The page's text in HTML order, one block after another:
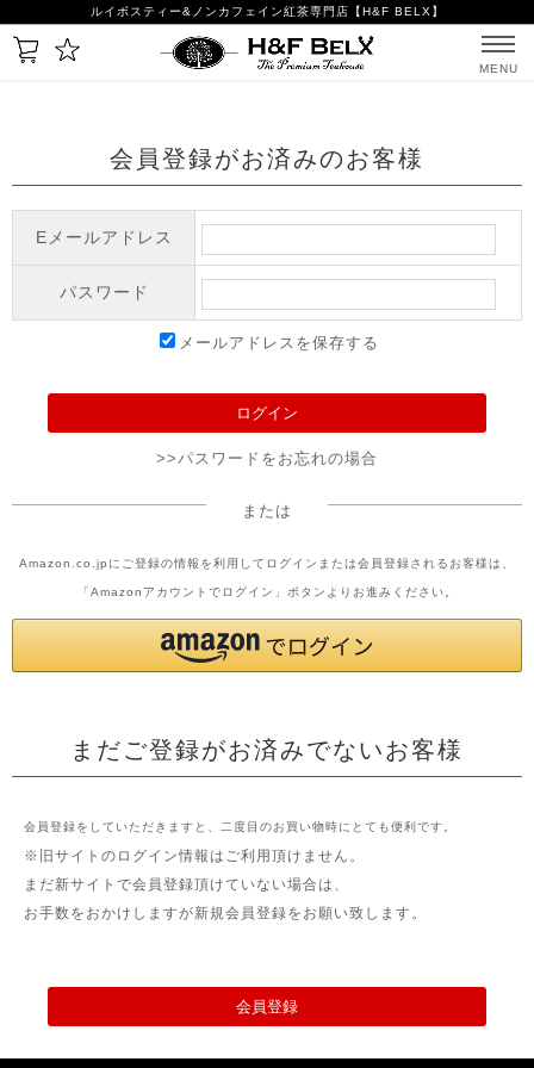
ルイボスティー&ノンカフェイン紅茶専門店【H&F BELX】
MENU
会員登録がお済みのお客様
Eメールアドレス
パスワード
メールアドレスを保存する
>>パスワードをお忘れの場合
または
Amazon.co.jpにご登録の情報を利用してログインまたは会員登録されるお客様は、
「Amazonアカウントでログイン」ボタンよりお進みください。
まだご登録がお済みでないお客様
会員登録をしていただきますと、二度目のお買い物時にとても便利です。
※旧サイトのログイン情報はご利用頂けません。
まだ新サイトで会員登録頂けていない場合は、
お手数をおかけしますが新規会員登録をお願い致します。